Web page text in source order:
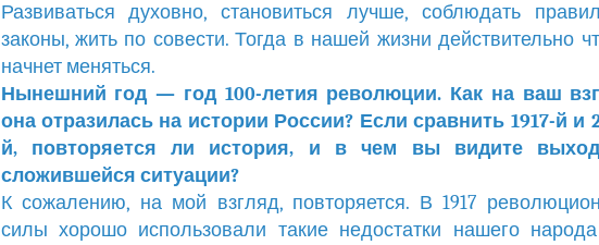
Развиваться духовно, становиться лучше, соблюдать
законы, жить по совести. Тогда в нашей жизни действительно
начнет меняться.
Нынешний год — год 100-летия революции. Как на ваш
она отразилась на истории России? Если сравнить 1917-й и
й, повторяется ли история, и в чем вы видите
сложившейся ситуации?
К сожалению, на мой взгляд, повторяется. В 1917
силы хорошо использовали такие недостатки нашего